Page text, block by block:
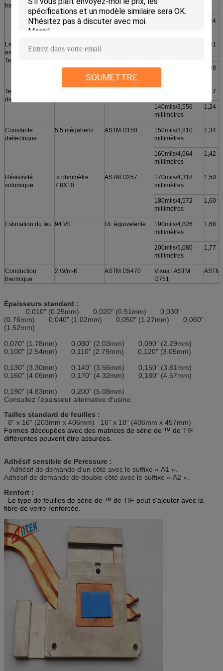
SOUMETTRE
traction
pouce carré
millimètres
0,94
Les Continuos
emploient le
Temp
1,01
120mils/3,048
1,09
Tension claque
diélectrique
1,17
140mils/3,556
millimètres
1,24
Constante
diélectrique
5,5 mégahertz ASTM D150
150mils/3,810
millimètres
1,34
160mils/4,064
millimètres
1,42
Résistivité
volumique
» ohmmètre
7.8X10
ASTM D257
170mils/4,318
millimètres
1,50
180mils/4,572
millimètres
1,60
Estimation du feu 94 V0 UL équivalente
190mils/4,826
millimètres
1,68
200mils/5,080
millimètres
1,77
Conduction
thermique
2 W/m-K ASTM D5470
Visua l ASTM
D751
ASTM
Épaisseurs standard :
0,010" (0.25mm) 0,020" (0.51mm) 0,030"
(0.76mm) 0,040" (1.02mm) 0,050" (1.27mm) 0,060"
(1.52mm)
0,070" (1.78mm) 0,080" (2.03mm) 0,090" (2.29mm)
0,100" (2.54mm) 0,110" (2.79mm) 0,120" (3.05mm)
0,130" (3.30mm) 0,140" (3.56mm) 0,150" (3.81mm)
0,160" (4.06mm) 0,170" (4.32mm) 0,180" (4.57mm)
0,190" (4.83mm) 0,200" (5.08mm)
Consultez l'épaisseur alternative d'usine.
Tailles standard de feuilles :
8" x 16" (203mm x 406mm) 16" x 18" (406mm x 457mm)
Formes découpées avec des matrices de série de ™ de TIF
différentes peuvent être assurées.
Adhésif sensible de Peressure :
Adhésif de demande d'un côté avec le suffixe « A1 ».
Adhésif de demande de double côté avec le suffixe « A2 ».
Renfort :
Le type de feuilles de série de ™ de TIF peut s'ajouter avec la
fibre de verre renforcée.